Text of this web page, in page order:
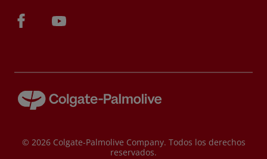
© 2026 Colgate-Palmolive Company. Todos los derechos
reservados.